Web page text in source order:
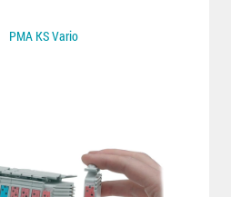
PMA KS Vario